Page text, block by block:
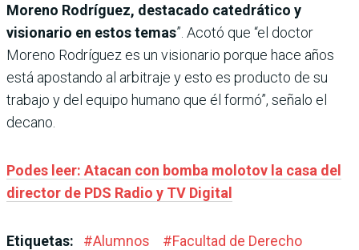
Moreno Rodríguez, destacado catedrático y
visionario en estos temas”. Acotó que “el doctor
Moreno Rodríguez es un visionario porque hace años
está apostando al arbitraje y esto es producto de su
trabajo y del equipo humano que él formó”, señalo el
decano.
Podes leer: Atacan con bomba molotov la casa del
director de PDS Radio y TV Digital
Etiquetas: #Alumnos #Facultad de Derecho